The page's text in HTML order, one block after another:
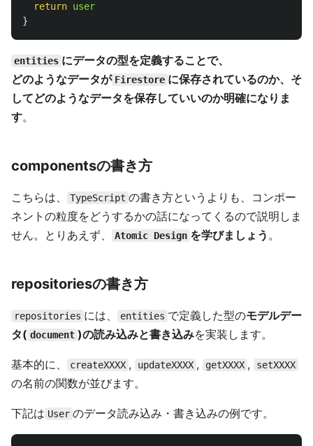
return user
}
entities にデータの型を定義することで、
どのようなデータが Firestore に保存されているのか、そ
してどのようなデータを保存していいのか明確になりま
す。
componentsの書き方
こちらは、 TypeScript の書き方というよりも、コンポー
ネントの粒度をどうするかの話になってくるので説明しま
せん。とりあえず、
Atomic Design を学びましょう 。
repositoriesの書き方
repositories には、 entities で定義した型のモデルデー
タ( document )の読み込みと書き込みを実装します。
基本的に、 createXXXX , updateXXXX , getXXXX , setXXXX
の名前の関数が並びます。
下記は User のデータ読み込み・書き込みの例です。